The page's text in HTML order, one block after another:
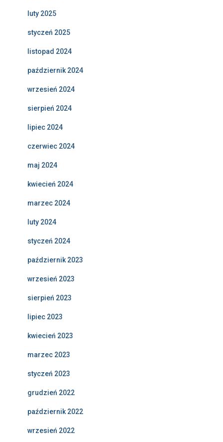
luty 2025
styczeń 2025
listopad 2024
październik 2024
wrzesień 2024
sierpień 2024
lipiec 2024
czerwiec 2024
maj 2024
kwiecień 2024
marzec 2024
luty 2024
styczeń 2024
październik 2023
wrzesień 2023
sierpień 2023
lipiec 2023
kwiecień 2023
marzec 2023
styczeń 2023
grudzień 2022
październik 2022
wrzesień 2022